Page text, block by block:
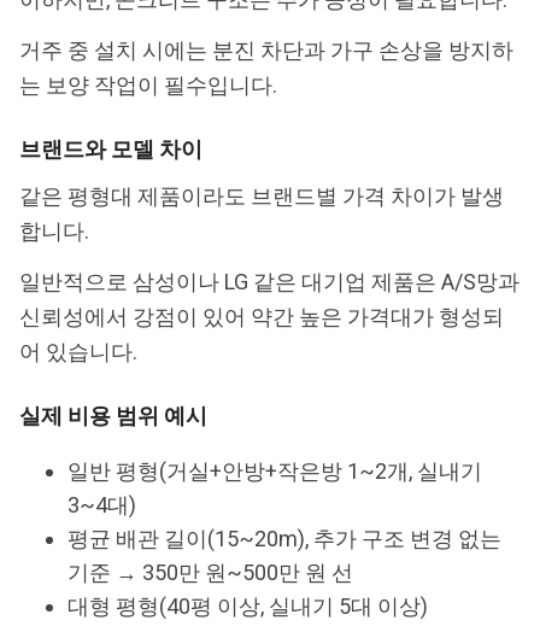
거주 중 설치 시에는 분진 차단과 가구 손상을 방지하
는 보양 작업이 필수입니다.
브랜드와 모델 차이
같은 평형대 제품이라도 브랜드별 가격 차이가 발생
합니다.
일반적으로 삼성이나 LG 같은 대기업 제품은 A/S망과
신뢰성에서 강점이 있어 약간 높은 가격대가 형성되
어 있습니다.
실제 비용 범위 예시
일반 평형(거실+안방+작은방 1~2개, 실내기
3~4대)
평균 배관 길이(15~20m), 추가 구조 변경 없는
기준 → 350만 원~500만 원 선
대형 평형(40평 이상, 실내기 5대 이상)